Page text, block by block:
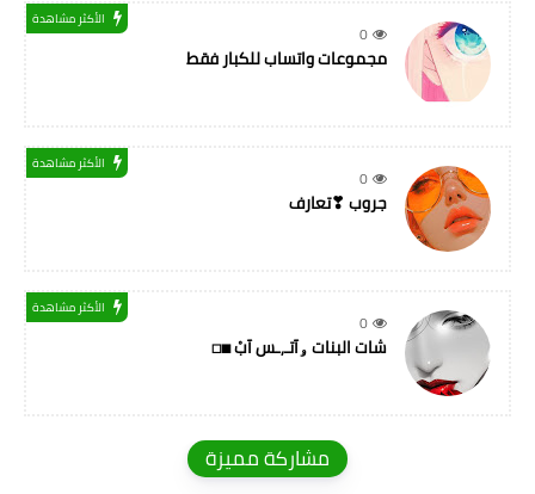
0
الأكثر مشاهدة
مجموعات واتساب للكبار فقط
0
الأكثر مشاهدة
جروب ❣تعارف
0
الأكثر مشاهدة
شات البنات ۅآتـ,ـس آبْ ◼◻
مشاركة مميزة